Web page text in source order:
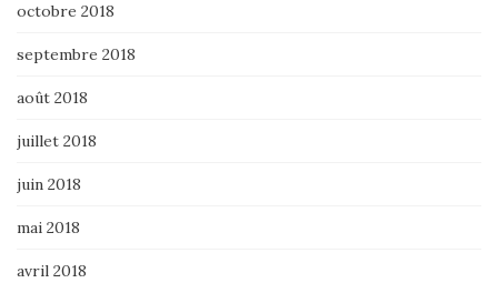
octobre 2018
septembre 2018
août 2018
juillet 2018
juin 2018
mai 2018
avril 2018